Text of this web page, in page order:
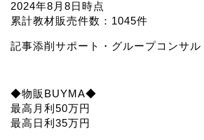
2024年8月8日時点
累計教材販売件数：1045件
記事添削サポート・グループコンサ
◆物販BUYMA◆
最高月利50万円
最高日利35万円